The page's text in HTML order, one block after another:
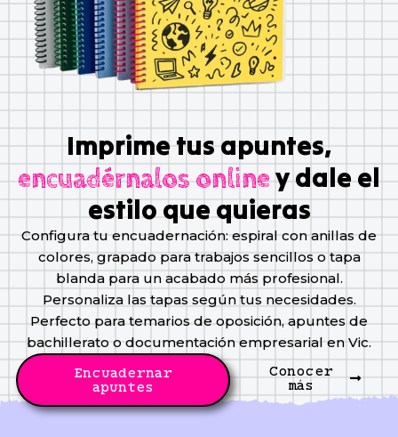
Imprime tus apuntes,
encuadérnalos online y dale el
estilo que quieras
Configura tu encuadernación: espiral con anillas de
colores, grapado para trabajos sencillos o tapa
blanda para un acabado más profesional.
Personaliza las tapas según tus necesidades.
Perfecto para temarios de oposición, apuntes de
bachillerato o documentación empresarial en Vic.
Encuadernar
apuntes
Conocer
más